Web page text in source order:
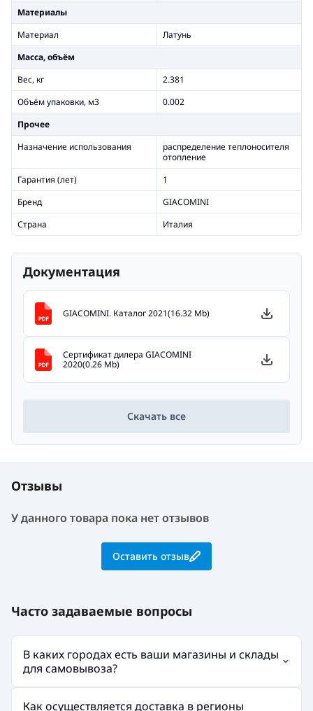
Материалы
Материал
Латунь
Масса, объём
Вес, кг
2.381
Объём упаковки, м3
0.002
Прочее
Назначение использования
распределение теплоносителя
отопление
Гарантия (лет)
1
Бренд
GIACOMINI
Страна
Италия
Документация
GIACOMINI. Каталог 2021(16.32 Mb)
Сертификат дилера GIACOMINI
2020(0.26 Mb)
Скачать все
Отзывы
У данного товара пока нет отзывов
Оставить отзыв
Часто задаваемые вопросы
В каких городах есть ваши магазины и склады
для самовывоза?
Как осуществляется доставка в регионы